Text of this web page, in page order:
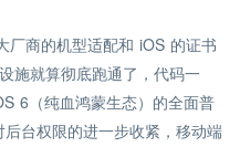
厂商的机型适配和 iOS 的证书
施就算彻底跑通了，代码一
6（纯血鸿蒙生态）的全面普
台权限的进一步收紧，移动端